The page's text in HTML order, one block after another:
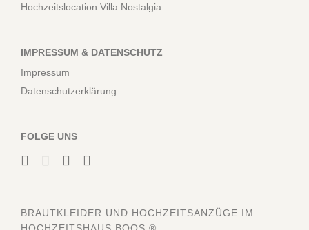
Hochzeitslocation Villa Nostalgia
IMPRESSUM & DATENSCHUTZ
Impressum
Datenschutzerklärung
FOLGE UNS
BRAUTKLEIDER UND HOCHZEITSANZÜGE IM
HOCHZEITSHAUS BOOS ®